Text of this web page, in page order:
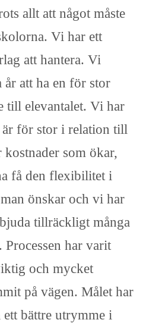
allt att något måste
Vi har ett
att hantera. Vi
att ha en för stor
till elevantalet. Vi har
för stor i relation till
som ökar,
få den flexibilitet i
önskar och vi har
tillräckligt många
har varit
och mycket
på vägen. Målet har
ett bättre utrymme i